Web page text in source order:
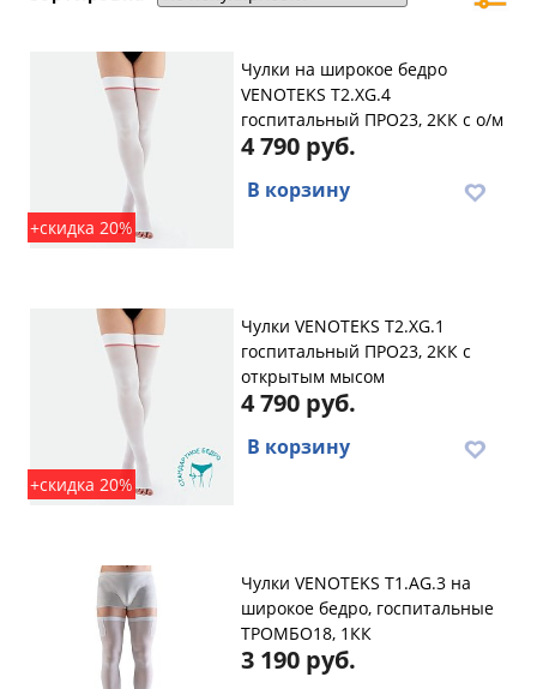
+скидка 20%
Чулки на широкое бедро
VENOTEKS T2.XG.4
госпитальный ПРО23, 2КК с о/м
4 790 руб.
В корзину
+скидка 20%
Чулки VENOTEKS T2.XG.1
госпитальный ПРО23, 2КК с
открытым мысом
4 790 руб.
В корзину
Чулки VENOTEKS T1.AG.3 на
широкое бедро, госпитальные
ТРОМБО18, 1КК
3 190 руб.